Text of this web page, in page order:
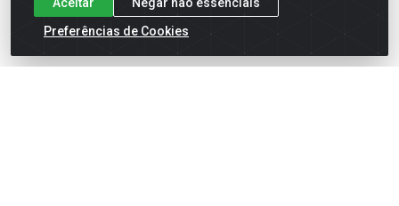
Preferências de Cookies